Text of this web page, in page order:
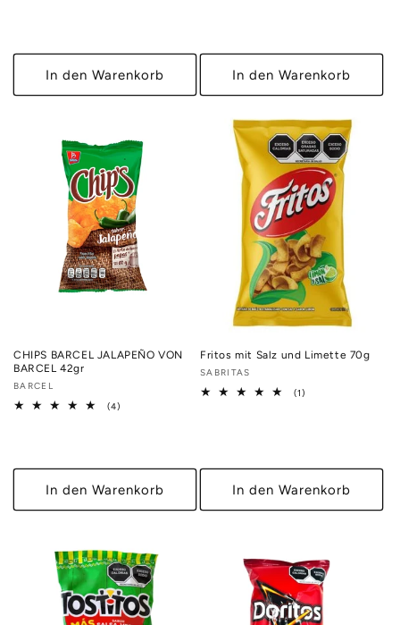
In den Warenkorb In den Warenkorb
CHIPS BARCEL JALAPEÑO VON
BARCEL 42gr
Anbieter:
BARCEL
(4)
In den Warenkorb
Fritos mit Salz und Limette 70g
Anbieter:
SABRITAS
(1)
In den Warenkorb